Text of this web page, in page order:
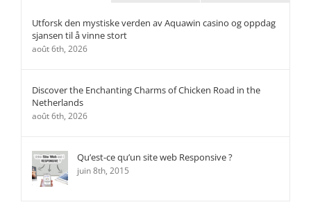
Utforsk den mystiske verden av Aquawin casino og oppdag
sjansen til å vinne stort
août 6th, 2026
Discover the Enchanting Charms of Chicken Road in the
Netherlands
août 6th, 2026
Qu’est-ce qu’un site web Responsive ?
juin 8th, 2015